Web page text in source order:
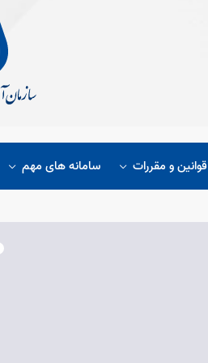
قوانین و مقررات سامانه های مهم